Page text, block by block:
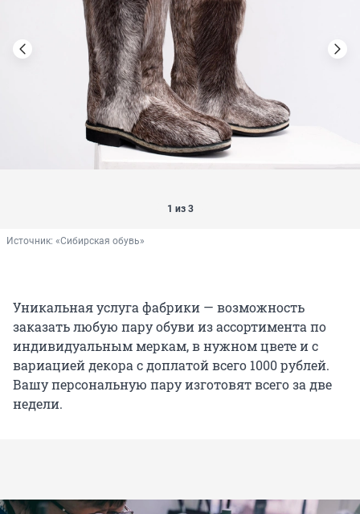
1 из 3
Источник: «Сибирская обувь»
Уникальная услуга фабрики — возможность
заказать любую пару обуви из ассортимента по
индивидуальным меркам, в нужном цвете и с
вариацией декора с доплатой всего 1000 рублей.
Вашу персональную пару изготовят всего за две
недели.